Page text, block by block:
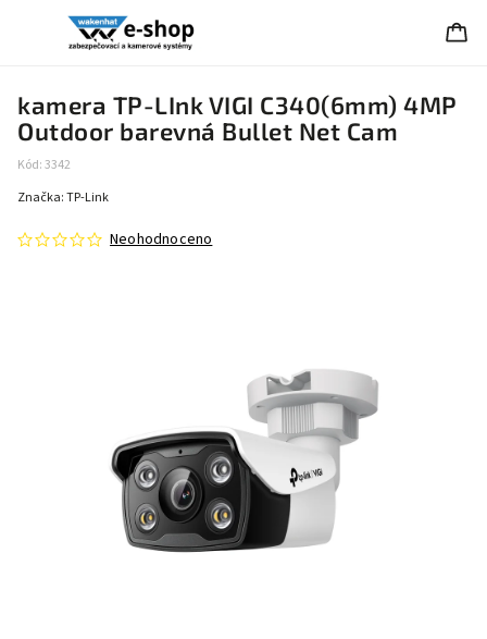
kamera TP-LInk VIGI C340(6mm) 4MP
Outdoor barevná Bullet Net Cam
Kód:3342
Neohodnoceno
Značka:TP-Link